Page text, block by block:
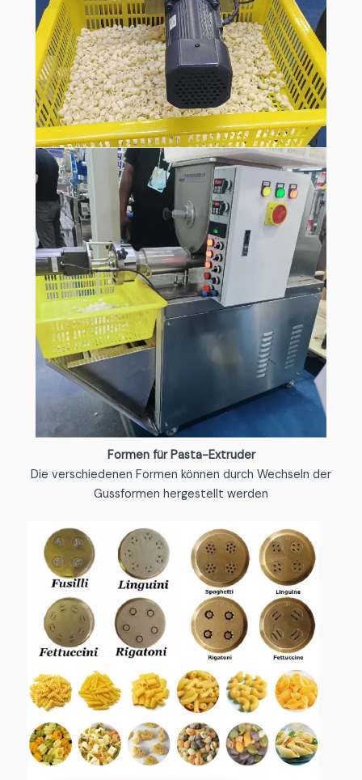
Formen für Pasta-Extruder
Die verschiedenen Formen können durch Wechseln der
Gussformen hergestellt werden